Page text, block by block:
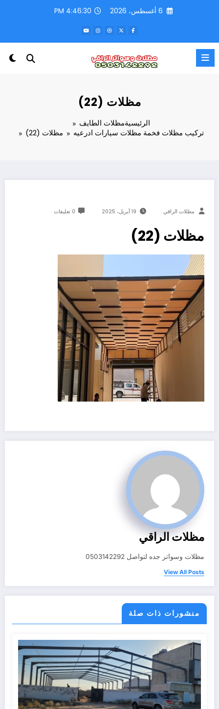
6 أغسطس، 2026 4:46:31 PM
مظلات (22)
الرئيسيةمظلات الطايف
تركيب مظلات فخمة مظلات سيارات ادرعيه
مظلات (22)
مظلات الراقي 19 أبريل، 2025 0 تعليقات
مظلات (22)
مظلات الراقي
مظلات وسواتر جده لتواصل 0503142292
View All Posts
منشورات ذات صلة